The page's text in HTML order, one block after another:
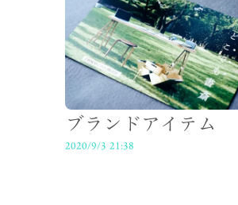
ブランドアイテム
2020/9/3 21:38